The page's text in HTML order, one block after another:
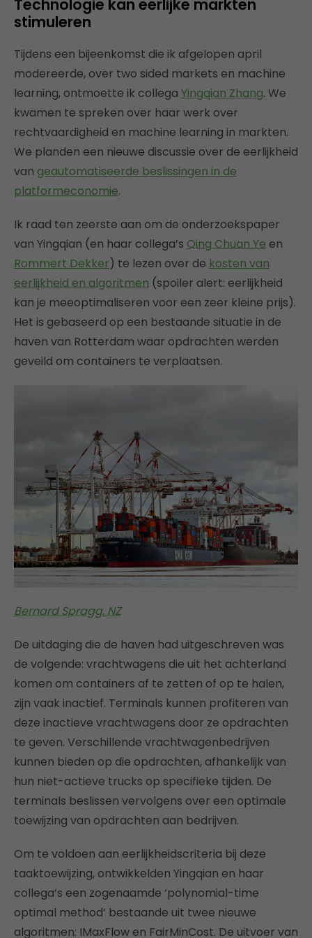
Technologie kan eerlijke markten
stimuleren
Tijdens een bijeenkomst die ik afgelopen april
modereerde, over two sided markets en machine
learning, ontmoette ik collega Yingqian Zhang. We
kwamen te spreken over haar werk over
rechtvaardigheid en machine learning in markten.
We planden een nieuwe discussie over de eerlijkheid
van geautomatiseerde beslissingen in de
platformeconomie.
Ik raad ten zeerste aan om ​​de onderzoekspaper
van Yingqian (en haar collega’s Qing Chuan Ye en
Rommert Dekker) te lezen over de kosten van
eerlijkheid en algoritmen (spoiler alert: eerlijkheid
kan je meeoptimaliseren voor een zeer kleine prijs).
Het is gebaseerd op een bestaande situatie in de
haven van Rotterdam waar opdrachten werden
geveild om containers te verplaatsen.
Bernard Spragg. NZ
De uitdaging die de haven had uitgeschreven was
de volgende: vrachtwagens die uit het achterland
komen om containers af te zetten of op te halen,
zijn vaak inactief. Terminals kunnen profiteren van
deze inactieve vrachtwagens door ze opdrachten
te geven. Verschillende vrachtwagenbedrijven
kunnen bieden op die opdrachten, afhankelijk van
hun niet-actieve trucks op specifieke tijden. De
terminals beslissen vervolgens over een optimale
toewijzing van opdrachten aan bedrijven.
Om te voldoen aan eerlijkheidscriteria bij deze
taaktoewijzing, ontwikkelden Yingqian en haar
collega’s een zogenaamde ‘polynomial-time
optimal method’ bestaande uit twee nieuwe
algoritmen: IMaxFlow en FairMinCost. De uitvoer van